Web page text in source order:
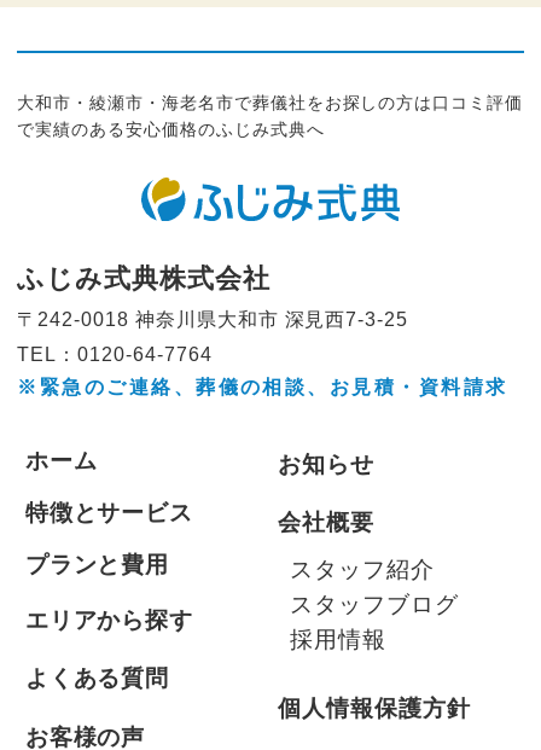
大和市・綾瀬市・海老名市で葬儀社をお探しの方は口コミ評価
で実績のある安心価格のふじみ式典へ
ふじみ式典株式会社
〒242-0018 神奈川県大和市 深見西7-3-25
TEL：0120-64-7764
※緊急のご連絡、葬儀の相談、 お見積・資料請求
ホーム
特徴とサービス
プランと費用
エリアから探す
よくある質問
お客様の声
お知らせ
会社概要
スタッフ紹介
スタッフブログ
採用情報
個人情報保護方針